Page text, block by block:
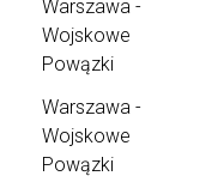
Warszawa -
Wojskowe
Powązki
Warszawa -
Wojskowe
Powązki